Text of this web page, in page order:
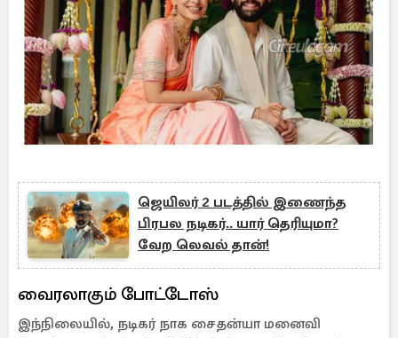
ஜெயிலர் 2 படத்தில் இணைந்த
பிரபல நடிகர்.. யார் தெரியுமா?
வேற லெவல் தான்!
வைரலாகும் போட்டோஸ்
இந்நிலையில், நடிகர் நாக சைதன்யா மனைவி